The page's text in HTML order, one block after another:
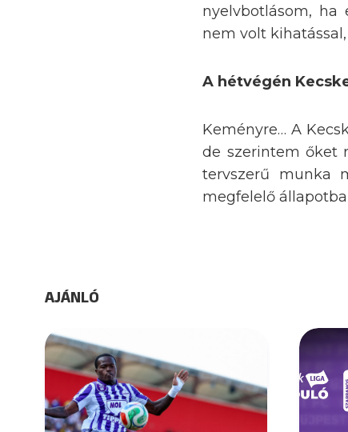
nyelvbotlásom, ha
nem volt
A hétvégén
Keményre… A
de szerintem őket
tervszerű munka
megfelelő
AJÁNLÓ